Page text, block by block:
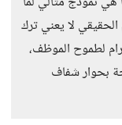
لا يعني ترك
لطموح الموظف،
بحوار شفاف